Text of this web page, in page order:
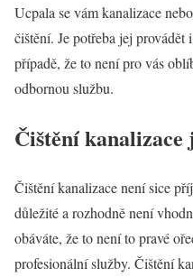
Ucpala se vám kanalizace
čištění. Je potřeba jej
případě, že to není pro vás
odbornou službu.
Čištění kanalizace
Čištění kanalizacenení sice
důležité a rozhodně není
obáváte, že to není to pravé
profesionální služby. Čištění